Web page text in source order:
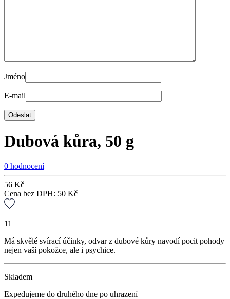
Jméno
E-mail
Dubová kůra, 50 g
0 hodnocení
56 Kč
Cena bez DPH: 50 Kč
11
Má skvělé svírací účinky, odvar z dubové kůry navodí pocit pohody
nejen vaší pokožce, ale i psychice.
Skladem
Expedujeme do druhého dne po uhrazení